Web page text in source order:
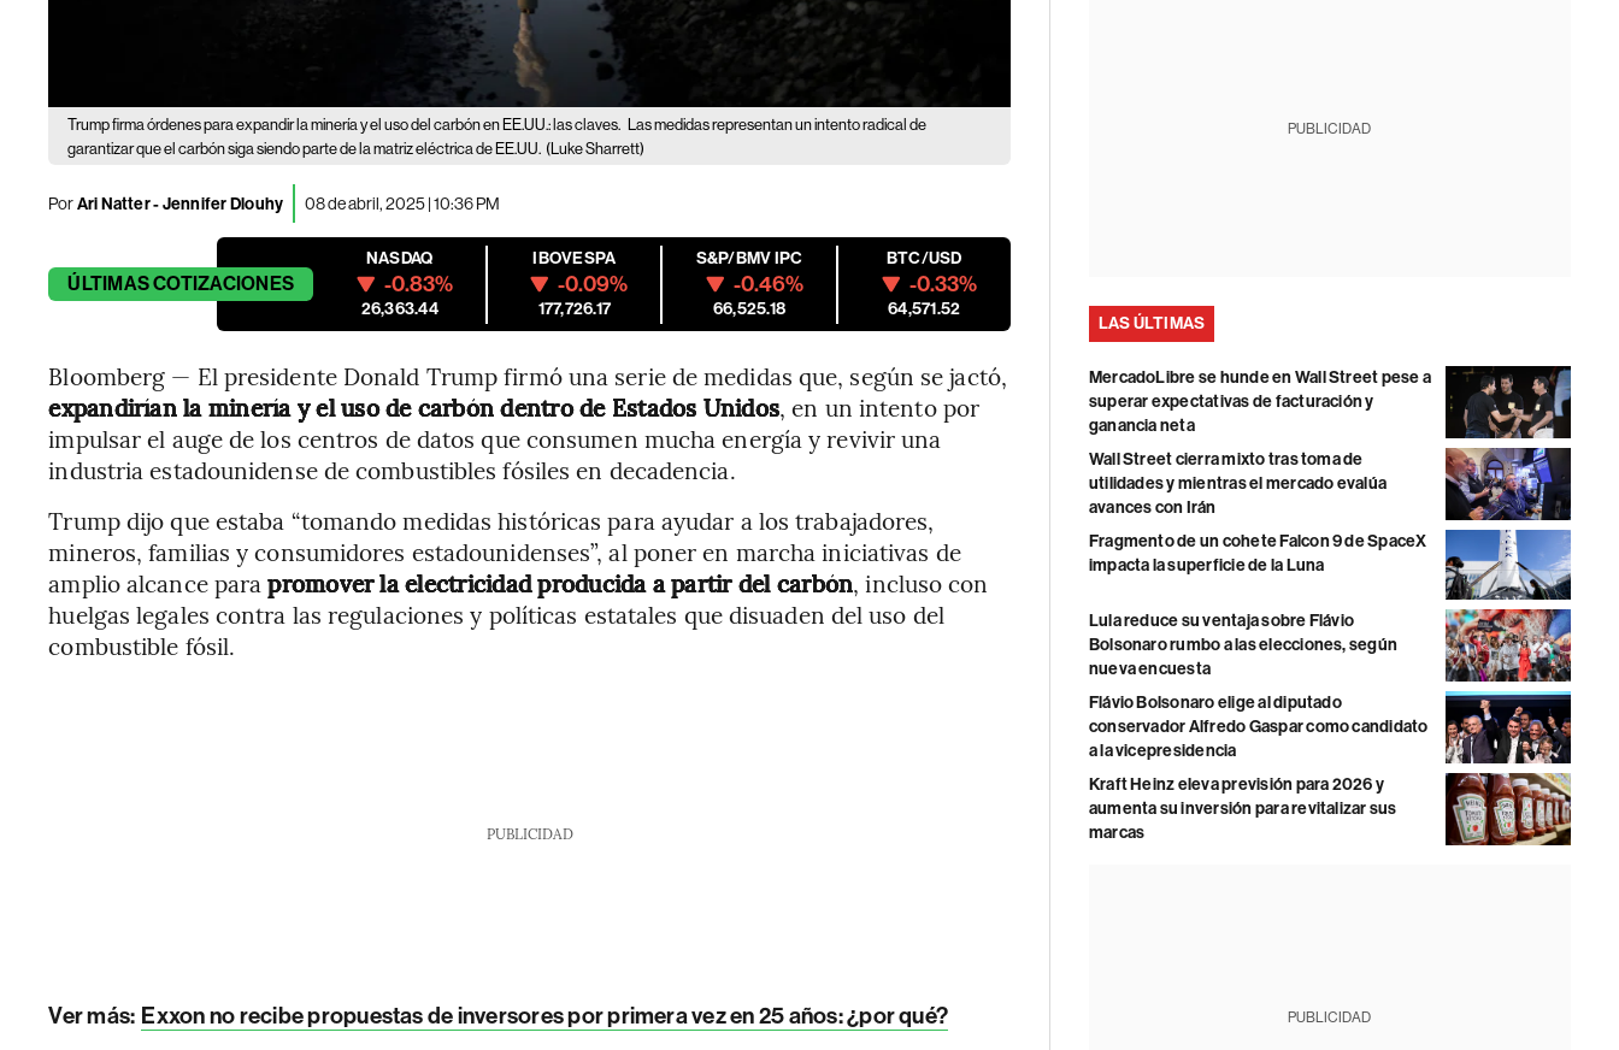
Trump firma órdenes para expandir la minería y el uso del carbón en EE.UU.: las claves. Las medidas representan un intento radical de
garantizar que el carbón siga siendo parte de la matriz eléctrica de EE.UU. (Luke Sharrett)
PorAri Natter - Jennifer Dlouhy 08 de abril, 2025 | 10:36 PM
ÚLTIMASCOTIZACIONES
NASDAQ
-0.83%
26,363.44
IBOVESPA
-0.09%
177,726.17
S&P/BMV IPC
-0.46%
66,525.18
BTC/USD
-0.33%
64,571.52
Bloomberg — El presidente Donald Trump firmó una serie de medidas que, según se jactó,
expandirían la minería y el uso de carbón dentro de Estados Unidos, en un intento por
impulsar el auge de los centros de datos que consumen mucha energía y revivir una
industria estadounidense de combustibles fósiles en decadencia.
Trump dijo que estaba “tomando medidas históricas para ayudar a los trabajadores,
mineros, familias y consumidores estadounidenses”, al poner en marcha iniciativas de
amplio alcance parapromover la electricidad producida a partir del carbón, incluso con
huelgas legales contra las regulaciones y políticas estatales que disuaden del uso del
combustible fósil.
PUBLICIDAD
Ver más: Exxon no recibe propuestas de inversores por primera vez en 25 años: ¿por qué?
PUBLICIDAD
LAS ÚLTIMAS
MercadoLibre se hunde en Wall Street pese a
superar expectativas de facturación y
ganancia neta
Wall Street cierra mixto tras toma de
utilidades y mientras el mercado evalúa
avances con Irán
Fragmento de un cohete Falcon 9 de SpaceX
impacta la superficie de la Luna
Lula reduce su ventaja sobre Flávio
Bolsonaro rumbo a las elecciones, según
nueva encuesta
Flávio Bolsonaro elige al diputado
conservador Alfredo Gaspar como candidato
a la vicepresidencia
Kraft Heinz eleva previsión para 2026 y
aumenta su inversión para revitalizar sus
marcas
PUBLICIDAD